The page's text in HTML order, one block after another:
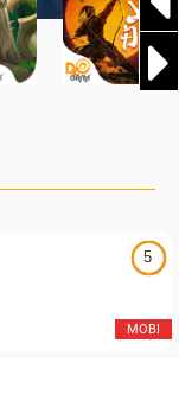
5
MOBI